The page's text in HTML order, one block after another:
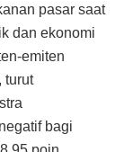
pasar saat
dan ekonomi
emiten
turut
bagi